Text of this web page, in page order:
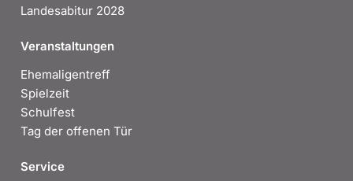
Landesabitur 2028
Veranstaltungen
Ehemaligentreff
Spielzeit
Schulfest
Tag der offenen Tür
Service